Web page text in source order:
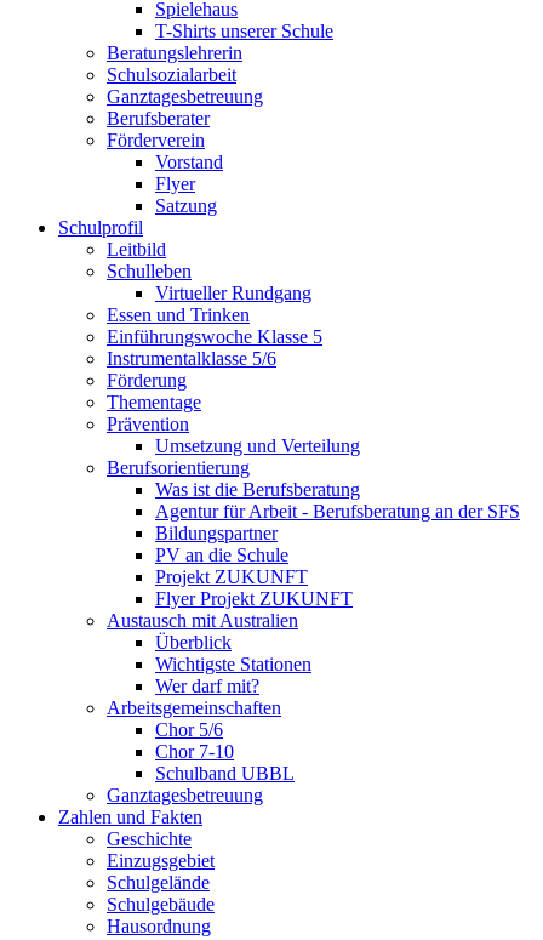
Spielehaus
T-Shirts unserer Schule
Beratungslehrerin
Schulsozialarbeit
Ganztagesbetreuung
Berufsberater
Förderverein
Vorstand
Flyer
Satzung
Schulprofil
Leitbild
Schulleben
Virtueller Rundgang
Essen und Trinken
Einführungswoche Klasse 5
Instrumentalklasse 5/6
Förderung
Thementage
Prävention
Umsetzung und Verteilung
Berufsorientierung
Was ist die Berufsberatung
Agentur für Arbeit - Berufsberatung an der SFS
Bildungspartner
PV an die Schule
Projekt ZUKUNFT
Flyer Projekt ZUKUNFT
Austausch mit Australien
Überblick
Wichtigste Stationen
Wer darf mit?
Arbeitsgemeinschaften
Chor 5/6
Chor 7-10
Schulband UBBL
Ganztagesbetreuung
Zahlen und Fakten
Geschichte
Einzugsgebiet
Schulgelände
Schulgebäude
Hausordnung